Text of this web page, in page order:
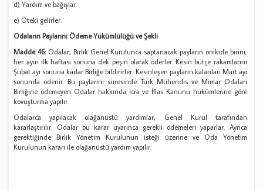
d) Yardım ve bağışlar.
e) Öteki gelirler.
Odaların Paylarını Ödeme Yükümlülüğü ve Şekli
Madde 46: Odalar, Birlik Genel Kurulunca saptanacak payların onikide birini,
her ayın ilk haftası sonuna dek peşin olarak öderler. Kesin bütçe rakamlarını
Şubat ayı sonuna kadar Birliğe bildirirler. Kesinleşen payların kalanları Mart ayı
sonunda ödenir. Bu paylarını süresinde Türk Mühendis ve Mimar Odaları
Birliğine ödemeyen Odalar hakkında İcra ve İflas Kanunu hükümlerine göre
kovuşturma yapılır.
Odalarca yapılacak olağanüstü yardımlar, Genel Kurul tarafından
kararlaştırılır. Odalar bu karar uyarınca gerekli ödemeleri yaparlar. Ayrıca
gerektiğinde Birlik Yönetim Kurulunun isteği üzerine ve Oda Yönetim
Kurulunun kararı ile olağanüstü yardım yapılır.